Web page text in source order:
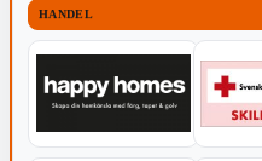
HANDEL